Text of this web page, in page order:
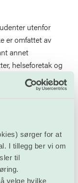
sørger for at
I tillegg ber vi om
til
velge hvilke
utenfor
er omfattet av
annet
helseforetak og
det tilsettes
at det er angitt